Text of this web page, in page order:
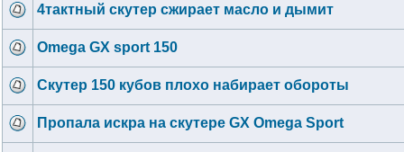
4тактный скутер сжирает масло и дымит
Omega GX sport 150
Скутер 150 кубов плохо набирает обороты
Пропала искра на скутере GX Omega Sport